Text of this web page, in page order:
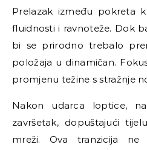
Prelazak između pokreta
fluidnosti i ravnoteže. Dok
bi se prirodno trebalo
položaja u dinamičan.
promjenu težine s stražnje
Nakon udarca loptice,
završetak, dopuštajući
mreži. Ova tranzicija